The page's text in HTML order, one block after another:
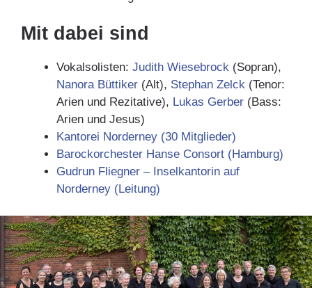
Mit dabei sind
Vokalsolisten: Judith Wiesebrock (Sopran),
Nanora Büttiker (Alt), Stephan Zelck (Tenor:
Arien und Rezitative), Lukas Gerber (Bass:
Arien und Jesus)
Kantorei Norderney (30 Mitglieder)
Barockorchester Hanse Consort (Hamburg)
Gudrun Fliegner – Inselkantorin auf
Norderney (Leitung)